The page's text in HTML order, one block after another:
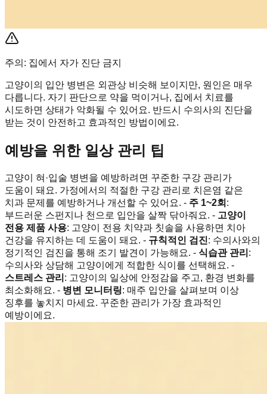
주의: 집에서 자가 진단 금지
고양이의 입안 병변은 외관상 비슷해 보이지만, 원인은 매우
다릅니다. 자기 판단으로 약을 먹이거나, 집에서 치료를
시도하면 상태가 악화될 수 있어요. 반드시 수의사의 진단을
받는 것이 안전하고 효과적인 방법이에요.
예방을 위한 일상 관리 팁
고양이 혀·입술 병변을 예방하려면 꾸준한 구강 관리가
도움이 돼요. 가정에서의 적절한 구강 관리로 치은염 같은
치과 문제를 예방하거나 개선할 수 있어요. - 주 1~2회 :
부드러운 스펀지나 천으로 입안을 살짝 닦아줘요. - 고양이
전용 제품 사용: 고양이 전용 치약과 칫솔을 사용하면 치아
건강을 유지하는 데 도움이 돼요. - 규칙적인 검진: 수의사와의
정기적인 검진을 통해 조기 발견이 가능해요. - 식습관 관리 :
수의사와 상담해 고양이에게 적합한 식이를 선택해요. -
스트레스 관리 : 고양이의 일상에 안정감을 주고, 환경 변화를
최소화해요. - 병변 모니터링: 매주 입안을 살펴보며 이상
징후를 놓치지 마세요. 꾸준한 관리가 가장 효과적인
예방이에요.